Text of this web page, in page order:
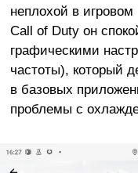
неплохой в
Call of Duty он
графическими
частоты), который
в базовых
проблемы с